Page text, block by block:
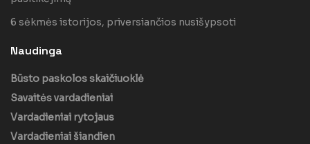
6 sėkmės istorijos, priversiančios nusišypsoti
Naudinga
Būsto paskolos skaičiuoklė
Savaitės vardadieniai
Vardadieniai rytojaus
Vardadieniai šiandien